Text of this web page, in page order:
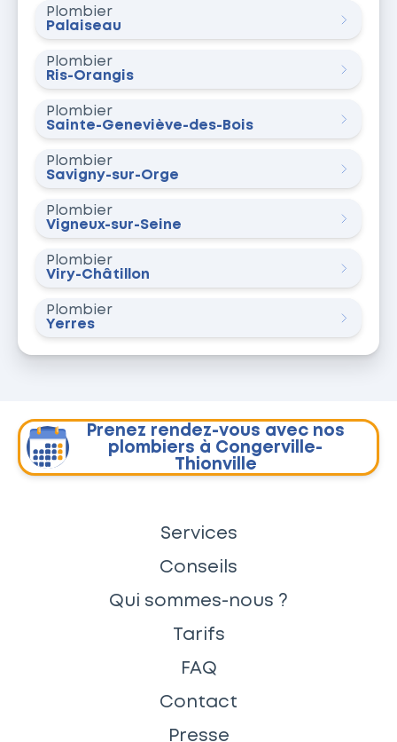
Plombier
Palaiseau
Plombier
Ris-Orangis
Plombier
Sainte-Geneviève-des-Bois
Plombier
Savigny-sur-Orge
Plombier
Vigneux-sur-Seine
Plombier
Viry-Châtillon
Plombier
Yerres
Prenez rendez-vous avec nos
plombiers à Congerville-
Thionville
Services
Conseils
Qui sommes-nous ?
Tarifs
FAQ
Contact
Presse